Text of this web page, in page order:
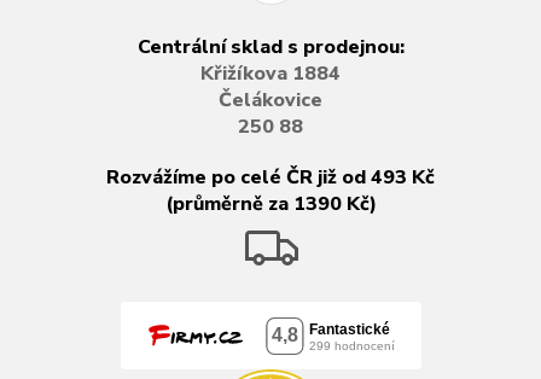
Centrální sklad s prodejnou:
Křižíkova 1884
Čelákovice
250 88
Rozvážíme po celé ČR již od 493 Kč
(průměrně za 1390 Kč)